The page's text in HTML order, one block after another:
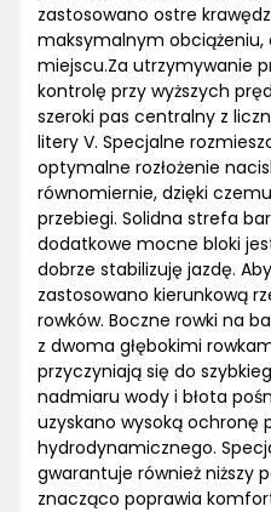
zastosowano ostre
maksymalnym obciążeniu,
miejscu.Za utrzymywanie
kontrolę przy wyższych
szeroki pas centralny z
litery V. Specjalne
optymalne rozłożenie
równomiernie, dzięki
przebiegi. Solidna strefa
dodatkowe mocne bloki
dobrze stabilizuję jazdę.
zastosowano kierunkową
rowków. Boczne rowki na
z dwoma głębokimi
przyczyniają się do
nadmiaru wody i błota
uzyskano wysoką ochronę
hydrodynamicznego.
gwarantuje również niższy
znacząco poprawia